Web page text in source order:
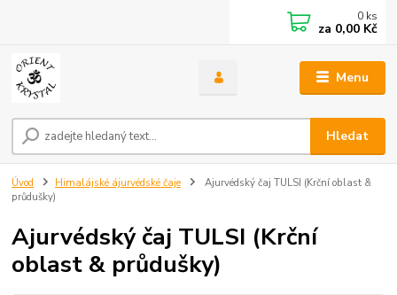
Menu
Hledat
0 ks
za 0,00 Kč
Úvod Himalájské ájurvédské čaje
Ajurvédský čaj TULSI (Krční oblast &
průdušky)
Ajurvédský čaj TULSI (Krční
oblast & průdušky)